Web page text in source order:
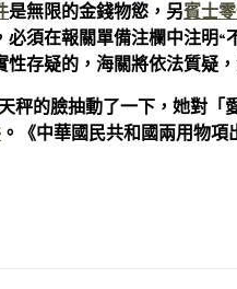
是無限的金錢物慾，另賓士
須在報關單備注欄中注明“
存疑的，海關將依法質疑
秤的臉抽動了一下，她對
。《中華國民共和國兩用物